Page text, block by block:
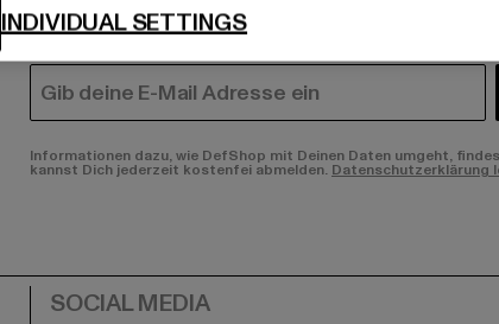
FRAUEN
E-MAIL
Informationen dazu, wie DefShop mit Deinen Daten umgeht,
kannst Dich jederzeit kostenfei abmelden. Datenschutzerklärung
INDIVIDUAL SETTINGS